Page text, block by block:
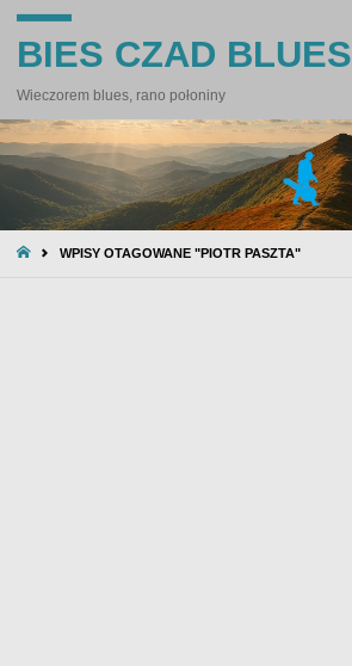
BIES CZAD BLUES
Wieczorem blues, rano połoniny
STRONA
WPISY OTAGOWANE "PIOTR PASZTA"